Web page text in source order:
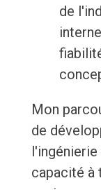
de
Mon
de
capacité à